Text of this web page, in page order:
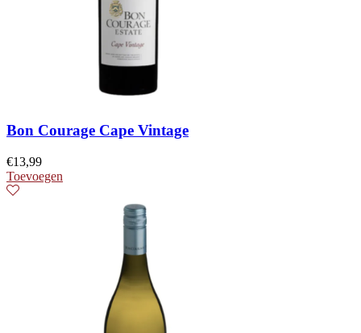
Bon Courage Cape Vintage
€13,99
Toevoegen